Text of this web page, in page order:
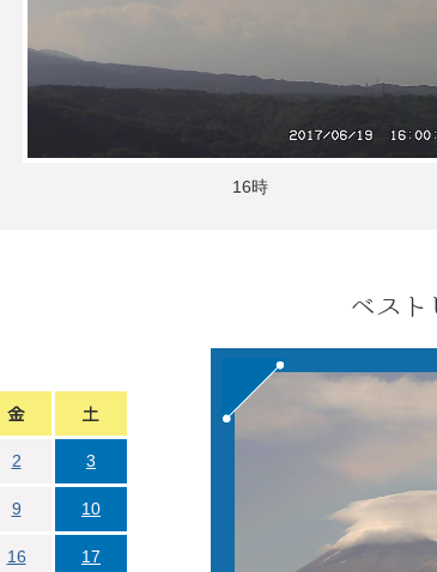
16時
2 3
9 10
16 17
ベスト